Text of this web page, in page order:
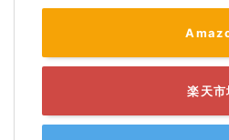
楽天市